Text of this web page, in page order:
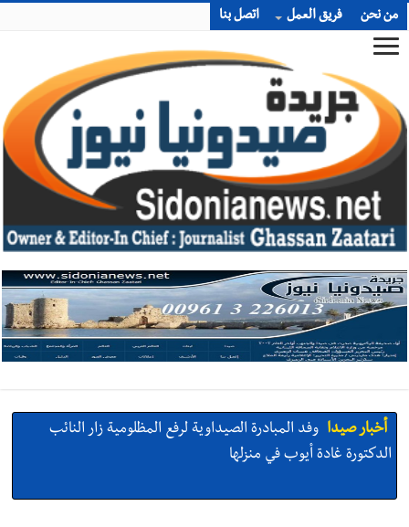
من نحن فريق العمل اتصل بنا
أخبار صيدا وفد المبادرة الصيداوية لرفع المظلومية زار النائب
أخبار صيدا بالصور: لأوّل مرّة ما منكون سوا… معرض أرشيفي خاص
تحية من صيدا إلى الفنان المبدع الراحل زياد الرحباني: |إحتفالية